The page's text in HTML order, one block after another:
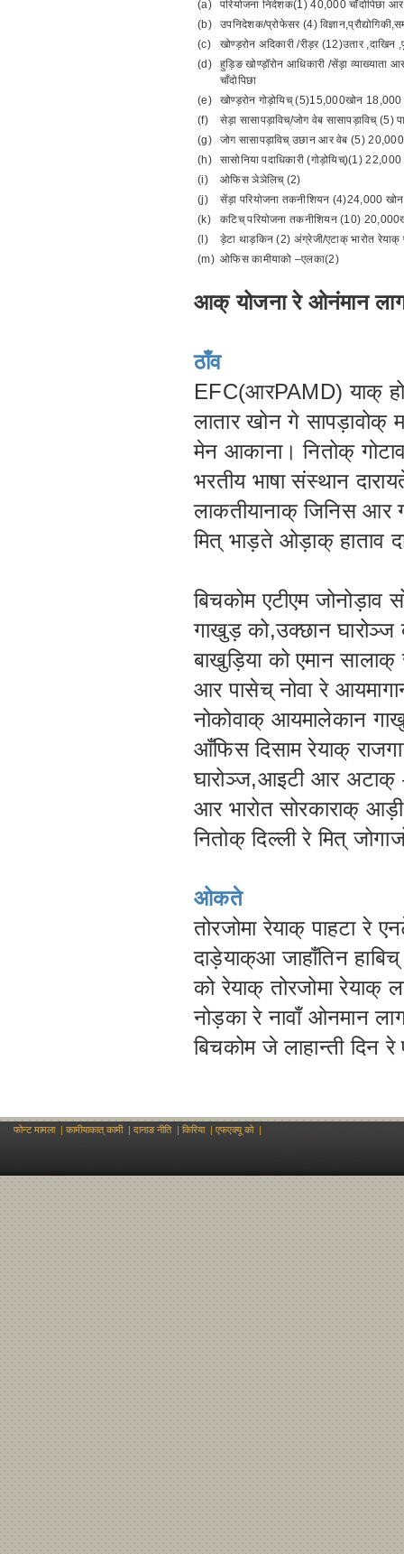
(a)
परियोजना निदेशक(1) 40,000 चाँदोपिछा
(b)
उपनिदेशक/प्रोफेसर (4)
(c)
खोण्ड़रोन अदिकारी /रीड़र (12)उतार
(d)
हुड़िङ खोण्ड़ॉरोन आधिकारी /सेंड़ा व्याख्याता
चाँदोपिछा
(e)
खोण्ड़रोन गोड़ोयिच् (5)15,000खोन 18,000
(f)
सेड़ा सासापड़ाविच्/जोग वेब सासापड़ाविच् (5)
(g)
जोग सासापड़ाविच् उछान आर वेब (5)
(h)
सासोनिया पदाधिकारी (गोड़ोयिच्)(1) 22,000
(i)
ओफिस ञेञेलिच् (2)
(j)
सेंड़ा परियोजना तकनीशियन (4)24,000 खोन
(k)
कटिच् परियोजना तकनीशियन (10)
(l)
ड़ेटा थाड़किन (2) अंग्रेजी/एटाक् भारोत रेयाक्
(m) ओफिस कामीयाको –एलका(2)
आक् योजना रे ओनंमान
ठाँव
EFC(आरPAMD) याक्
लातार खोन गे सापड़ावोक्
मेन आकाना। नितोक्
भरतीय भाषा संस्थान
लाकतीयानाक् जिनिस आर
मित् भाड़ते ओड़ाक् हाताव
बिचकोम एटीएम
गाखुड़ को,उक्छान घारोञ्ज
बाखुड़िया को एमान
आर पासेच् नोवा रे
नोकोवाक् आयमालेकान
आँफिस दिसाम रेयाक्
घारोञ्ज,आइटी आर अटाक्
आर भारोत सोरकाराक्
नितोक् दिल्ली रे मित्
ओकते
तोरजोमा रेयाक् पाहटा रे
दाड़ेयाक्आ जाहाँतिन
को रेयाक् तोरजोमा रेयाक्
नोड़का रे नावाँ ओनमान
बिचकोम जे लाहान्ती दिन
फोन्ट मामला| कामीयाकात् कामी| दानाङ नीति| किरिया| एफएक्यू को|